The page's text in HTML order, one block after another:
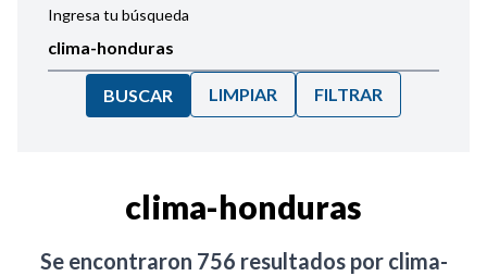
Ingresa tu búsqueda
BUSCAR LIMPIAR FILTRAR
clima-honduras
Se encontraron 756 resultados por clima-